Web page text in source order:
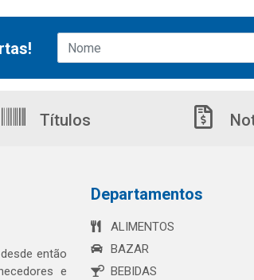
Títulos
então
e
Departamentos
ALIMENTOS
BAZAR
BEBIDAS